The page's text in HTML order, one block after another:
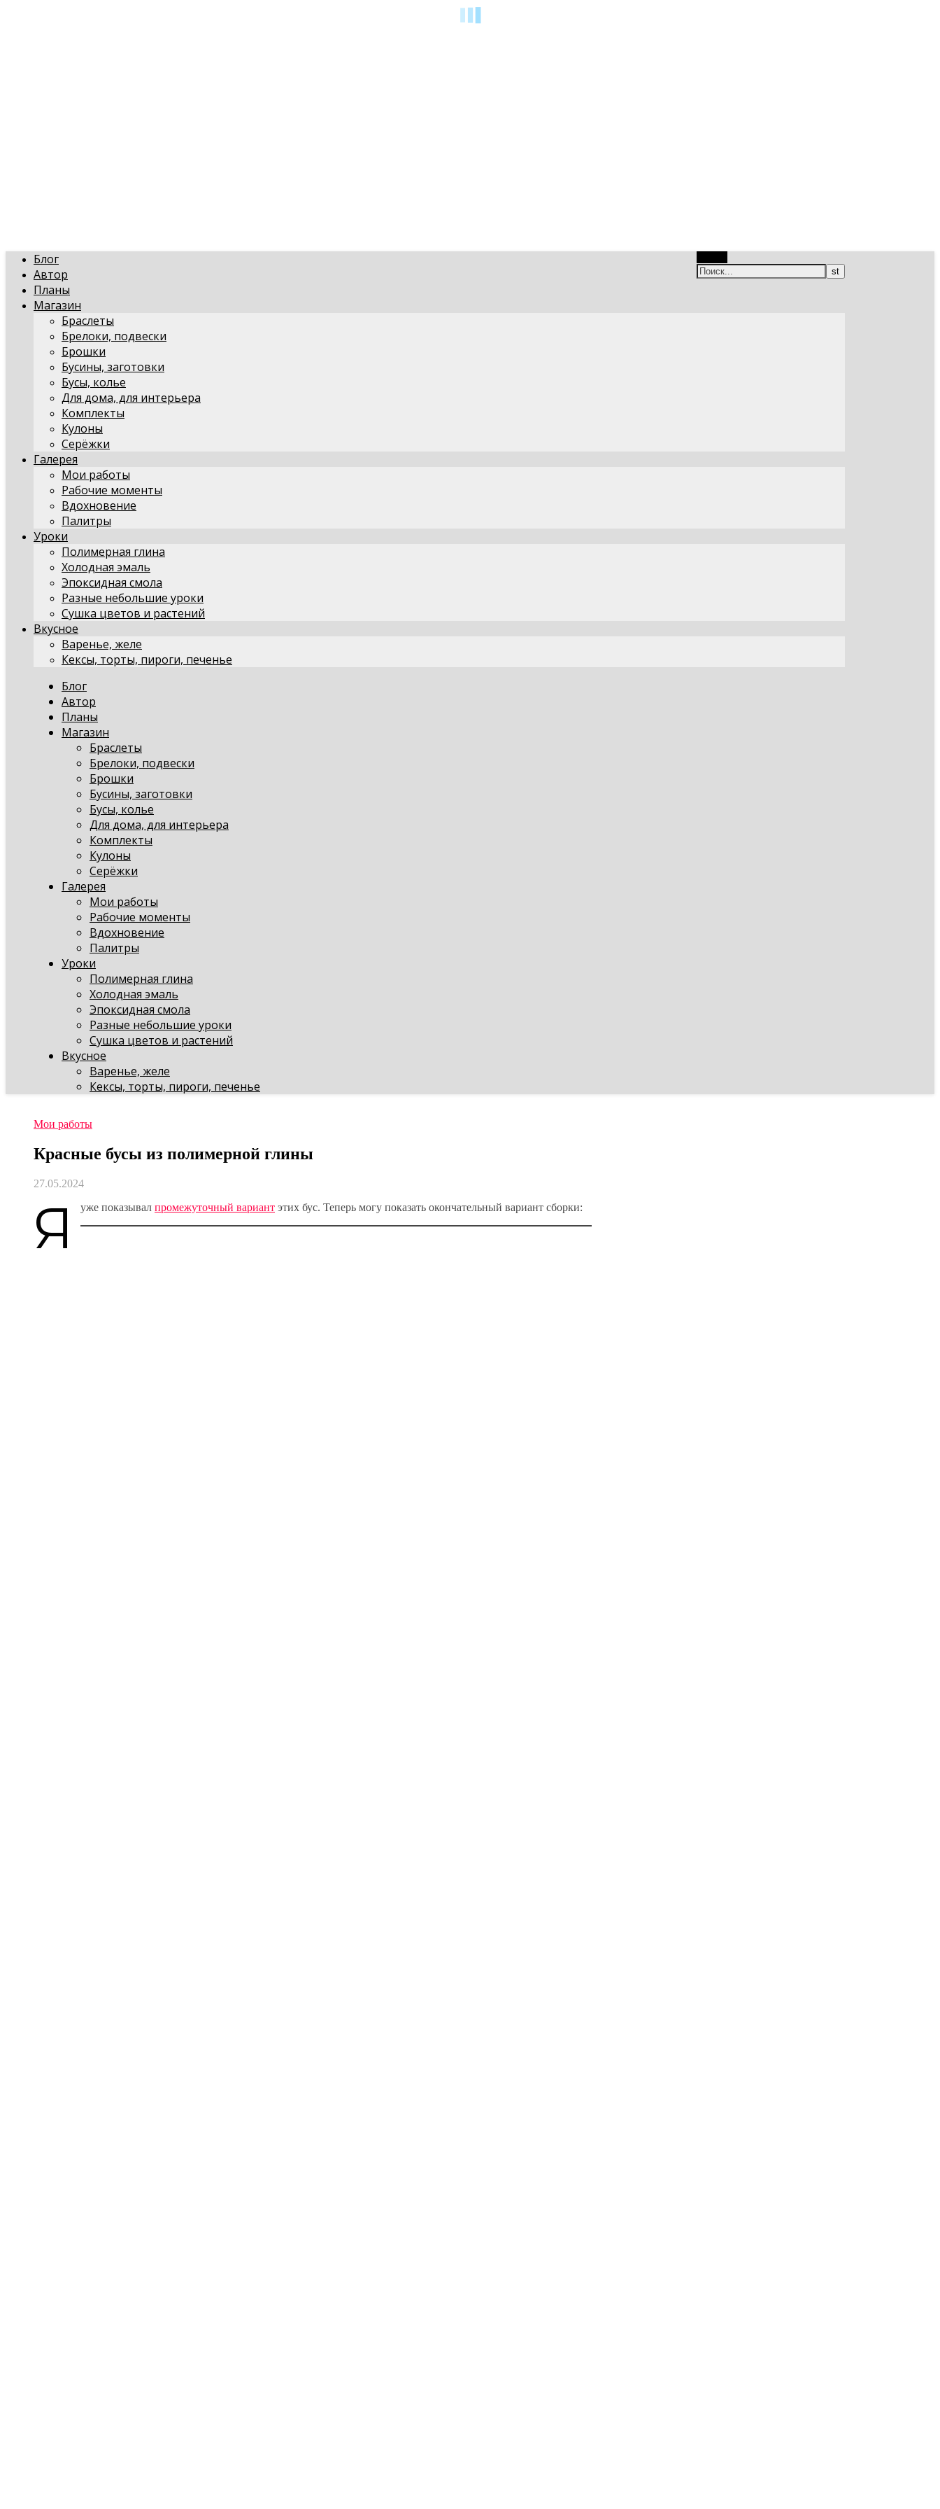
Блог
Автор
Планы
Магазин
Браслеты
Брелоки, подвески
Брошки
Бусины, заготовки
Бусы, колье
Для дома, для интерьера
Комплекты
Кулоны
Серёжки
Галерея
Мои работы
Рабочие моменты
Вдохновение
Палитры
Уроки
Полимерная глина
Холодная эмаль
Эпоксидная смола
Разные небольшие уроки
Сушка цветов и растений
Вкусное
Варенье, желе
Кексы, торты, пироги, печенье
Блог
Автор
Планы
Магазин
Браслеты
Брелоки, подвески
Брошки
Бусины, заготовки
Бусы, колье
Для дома, для интерьера
Комплекты
Кулоны
Серёжки
Галерея
Мои работы
Рабочие моменты
Вдохновение
Палитры
Уроки
Полимерная глина
Холодная эмаль
Эпоксидная смола
Разные небольшие уроки
Сушка цветов и растений
Вкусное
Варенье, желе
Кексы, торты, пироги, печенье
Мои работы
Красные бусы из полимерной глины
27.05.2024
Я уже показывал промежуточный вариант этих бус. Теперь могу показать окончательный вариант сборки: